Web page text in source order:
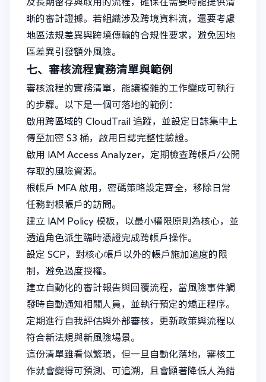
及長期留存與取用的流程，確保在需要時能提供清
晰的審計證據。若組織涉及跨境資料流，還要考慮
地區法規差異與跨境傳輸的合規性要求，避免因地
區差異引發額外風險。
七、審核流程實務清單與範例
審核流程的實務清單，能讓複雜的工作變成可執行
的步驟。以下是一個可落地的範例：
啟用跨區域的 CloudTrail 追蹤，並設定日誌集中上
傳至加密 S3 桶，啟用日誌完整性驗證。
啟用 IAM Access Analyzer，定期檢查跨帳戶/公開
存取的風險資源。
根帳戶 MFA 啟用，密碼策略設定齊全，移除日常
任務對根帳戶的訪問。
建立 IAM Policy 模板，以最小權限原則為核心，並
透過角色派生臨時憑證完成跨帳戶操作。
設定 SCP，對核心帳戶以外的帳戶施加適度的限
制，避免過度授權。
建立自動化的審計報告與回覆流程，當風險事件觸
發時自動通知相關人員，並執行預定的矯正程序。
定期進行自我評估與外部審核，更新政策與流程以
符合新法規與新風險場景。
這份清單雖看似繁瑣，但一旦自動化落地，審核工
作就會變得可預測、可追溯，且會顯著降低人為錯